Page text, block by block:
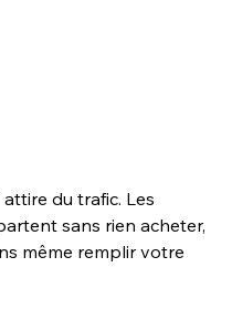
du trafic. Les
sans rien acheter,
même remplir votre